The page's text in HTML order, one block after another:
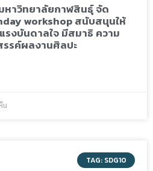
หาวิทยาลัยกาฬสินธุ์ จัด
workshop สนับสนุนให้
รงบันดาลใจ มีสมาธิ ความ
รค์ผลงานศิลปะ
น
TAG: SDG10